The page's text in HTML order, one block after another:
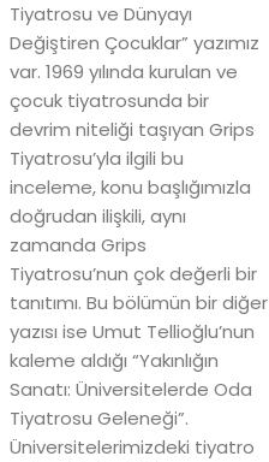
Tiyatrosu ve Dünyayı
Değiştiren Çocuklar” yazımız
var. 1969 yılında kurulan ve
çocuk tiyatrosunda bir
devrim niteliği taşıyan Grips
Tiyatrosu’yla ilgili bu
inceleme, konu başlığımızla
doğrudan ilişkili, aynı
zamanda Grips
Tiyatrosu’nun çok değerli bir
tanıtımı. Bu bölümün bir diğer
yazısı ise Umut Tellioğlu’nun
kaleme aldığı “Yakınlığın
Sanatı: Üniversitelerde Oda
Tiyatrosu Geleneği”.
Üniversitelerimizdeki tiyatro